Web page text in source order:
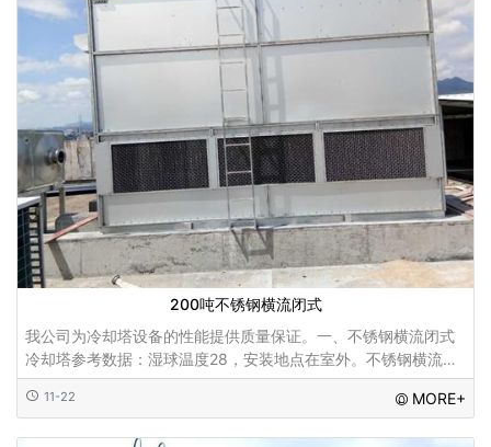
200吨不锈钢横流闭式
我公司为冷却塔设备的性能提供质量保证。一、不锈钢横流闭式
冷却塔参考数据：湿球温度28，安装地点在室外。不锈钢横流闭
式冷却塔主要材料配件...
11-22 MORE+